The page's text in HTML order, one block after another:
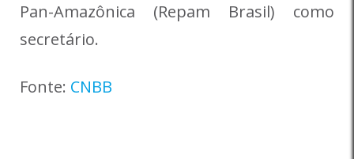
Pan-Amazônica (Repam Brasil) como
secretário.
Fonte: CNBB